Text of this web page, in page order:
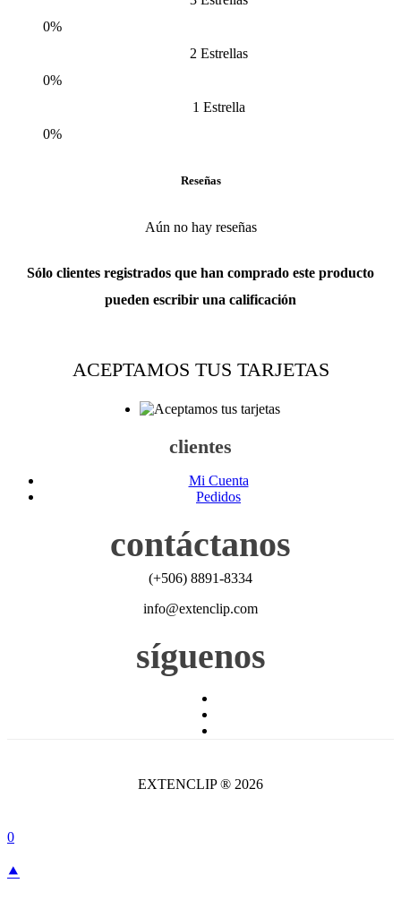
0%
2 Estrellas
0%
1 Estrella
0%
Reseñas
Aún no hay reseñas
Sólo clientes registrados que han comprado este producto
pueden escribir una calificación
ACEPTAMOS TUS TARJETAS
clientes
Mi Cuenta
Pedidos
contáctanos
(+506) 8891-8334
info@extenclip.com
síguenos
EXTENCLIP ® 2026
0
⯅